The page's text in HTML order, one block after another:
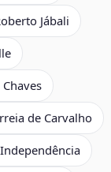
Jábali
de Carvalho
Independência